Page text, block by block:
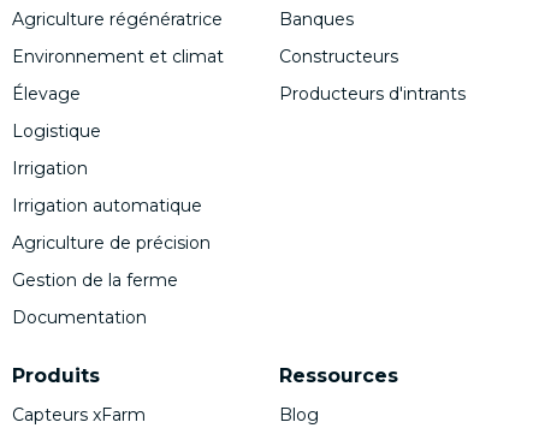
Agriculture régénératrice
Environnement et climat
Élevage
Logistique
Irrigation
Irrigation automatique
Agriculture de précision
Gestion de la ferme
Documentation
Produits
Capteurs xFarm
Banques
Constructeurs
Producteurs d'intrants
Ressources
Blog